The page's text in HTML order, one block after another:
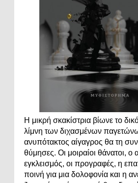
Η μικρή σκακίστρια βίωνε το
λίμνη των διχασμένων
ανυπότακτος αίγαγρος θα τη
θύμησες. Οι μοιραίοι θάνατοι, ο
εγκλεισμός, οι προγραφές, η
ποινή για μια δολοφονία και η